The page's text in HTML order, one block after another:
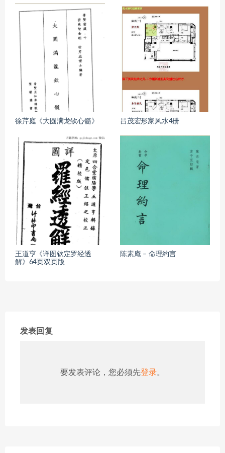
徐芹庭《大圆满龙钦心髓》 吕茂宏形家风水4册
王道亨《详图钦定罗经透
解》64页双页版
陈素庵 – 命理約言
发表回复
要发表评论，您必须先登录。